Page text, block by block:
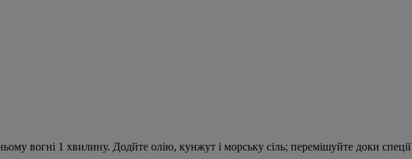
вогні 1 хвилину. Додйте олію, кунжут і морську сіль; перемішуйте доки спеції